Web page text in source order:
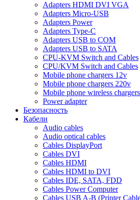
Adapters HDMI DVI VGA
Adapters Micro-USB
Adapters Power
Adapters Type-C
Adapters USB to COM
Adapters USB to SATA
CPU-KVM Switch and Cables
CPU/KVM Switch and Cables
Mobile phone chargers 12v
Mobile phone chargers 220v
Mobile phone wireless chargers
Power adapter
Безопасность
Кабели
Audio cables
Audio optical cables
Cables DisplayPort
Cables DVI
Cables HDMI
Cables HDMI to DVI
Cables IDE, SATA, FDD
Cables Power Computer
Cables USB A-B (Printer